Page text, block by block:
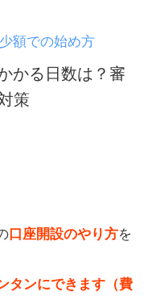
額での始め方
かる日数は？審
策
口座開設のやり方を
タンにできます（費